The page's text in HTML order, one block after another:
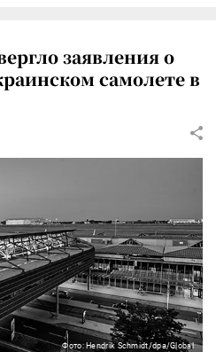
заявления о
самолете в
Фото: Hendrik Schmidt/dpa/Global